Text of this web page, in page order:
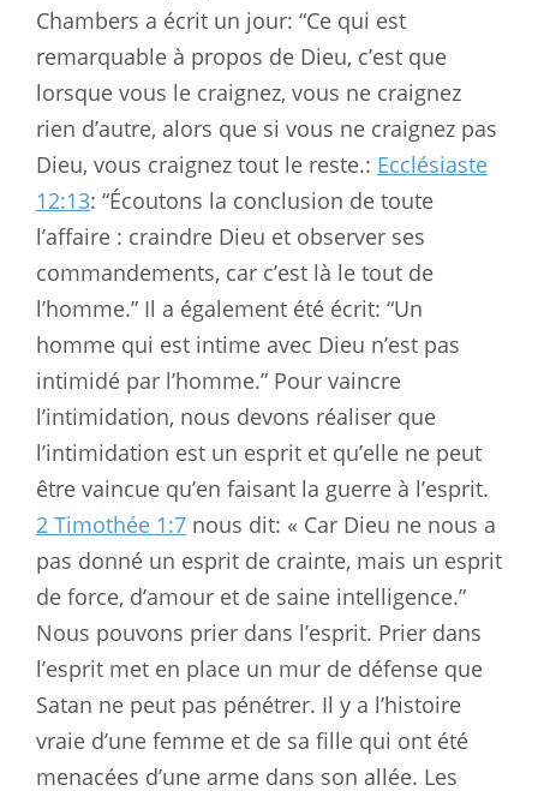
Chambers a écrit un jour: “Ce qui est
remarquable à propos de Dieu, c’est que
lorsque vous le craignez, vous ne craignez
rien d’autre, alors que si vous ne craignez pas
Dieu, vous craignez tout le reste.: Ecclésiaste
12:13: “Écoutons la conclusion de toute
l’affaire : craindre Dieu et observer ses
commandements, car c’est là le tout de
l’homme.” Il a également été écrit: “Un
homme qui est intime avec Dieu n’est pas
intimidé par l’homme.” Pour vaincre
l’intimidation, nous devons réaliser que
l’intimidation est un esprit et qu’elle ne peut
être vaincue qu’en faisant la guerre à l’esprit.
2 Timothée 1:7 nous dit: « Car Dieu ne nous a
pas donné un esprit de crainte, mais un esprit
de force, d’amour et de saine intelligence.”
Nous pouvons prier dans l’esprit. Prier dans
l’esprit met en place un mur de défense que
Satan ne peut pas pénétrer. Il y a l’histoire
vraie d’une femme et de sa fille qui ont été
menacées d’une arme dans son allée. Les